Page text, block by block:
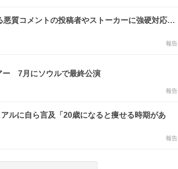
悪質コメントの投稿者やストーカーに強硬対応…
報告
ー 7月にソウルで最終公演
報告
ルに自ら言及「20歳になると痩せる時期があ
報告